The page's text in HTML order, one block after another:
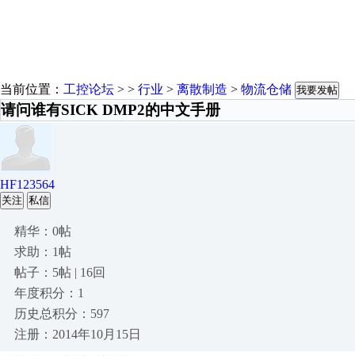
当前位置： 工控论坛 > > 行业 > 离散制造 > 物流仓储 我要发帖
请问谁有SICK DMP2的中文手册
HF123564
关注 私信
精华：0帖
求助：1帖
帖子：5帖 | 16回
年度积分：1
历史总积分：597
注册：2014年10月15日